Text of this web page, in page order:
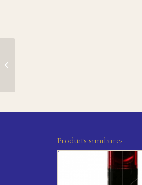
Produits similaires